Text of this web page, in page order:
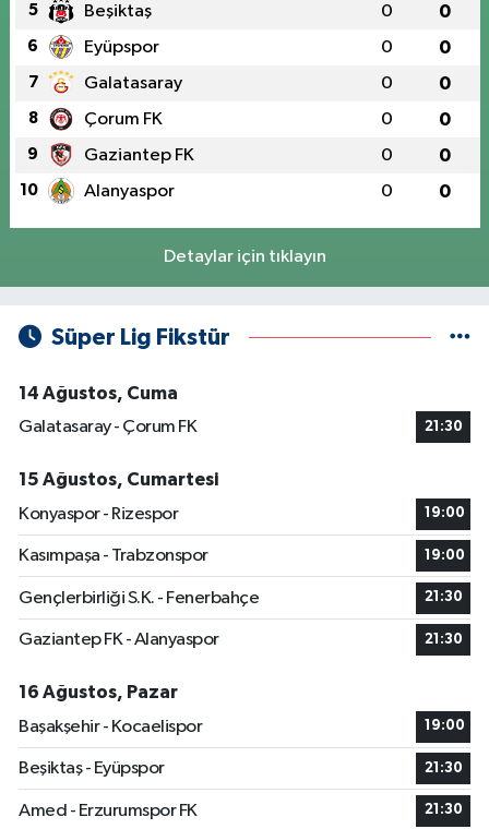
5 Beşiktaş 0 0
6 Eyüpspor 0 0
7 Galatasaray 0 0
8 Çorum FK 0 0
9 Gaziantep FK 0 0
10 Alanyaspor 0 0
Detaylar için tıklayın
Süper Lig Fikstür
14 Ağustos, Cuma
Galatasaray - Çorum FK
21:30
15 Ağustos, Cumartesi
Konyaspor - Rizespor
19:00
Kasımpaşa - Trabzonspor 19:00
Gençlerbirliği S.K. - Fenerbahçe 21:30
Gaziantep FK - Alanyaspor 21:30
16 Ağustos, Pazar
Başakşehir - Kocaelispor
19:00
Beşiktaş - Eyüpspor 21:30
Amed - Erzurumspor FK 21:30